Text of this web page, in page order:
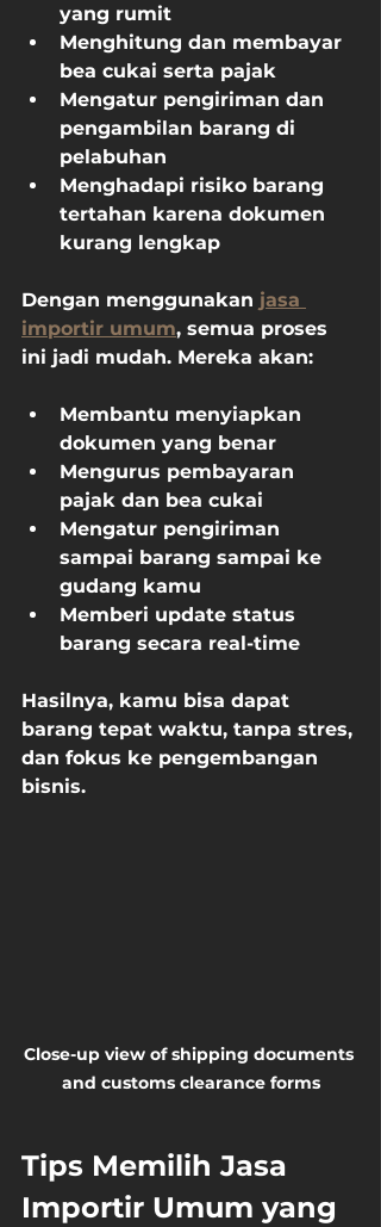
yang rumit
Menghitung dan membayar
bea cukai serta pajak
Mengatur pengiriman dan
pengambilan barang di
pelabuhan
Menghadapi risiko barang
tertahan karena dokumen
kurang lengkap
Dengan menggunakan jasa
importir umum, semua proses
ini jadi mudah. Mereka akan:
Membantu menyiapkan
dokumen yang benar
Mengurus pembayaran
pajak dan bea cukai
Mengatur pengiriman
sampai barang sampai ke
gudang kamu
Memberi update status
barang secara real-time
Hasilnya, kamu bisa dapat
barang tepat waktu, tanpa stres,
dan fokus ke pengembangan
bisnis.
Close-up view of shipping documents
and customs clearance forms
Tips Memilih Jasa
Importir Umum yang